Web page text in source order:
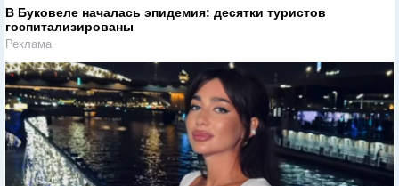
В Буковеле началась эпидемия: десятки туристов
госпитализированы
Реклама